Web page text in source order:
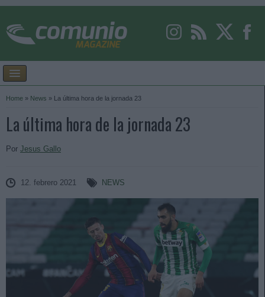
Home » News » La última hora de la jornada 23
La última hora de la jornada 23
Por Jesus Gallo
12. febrero 2021 NEWS